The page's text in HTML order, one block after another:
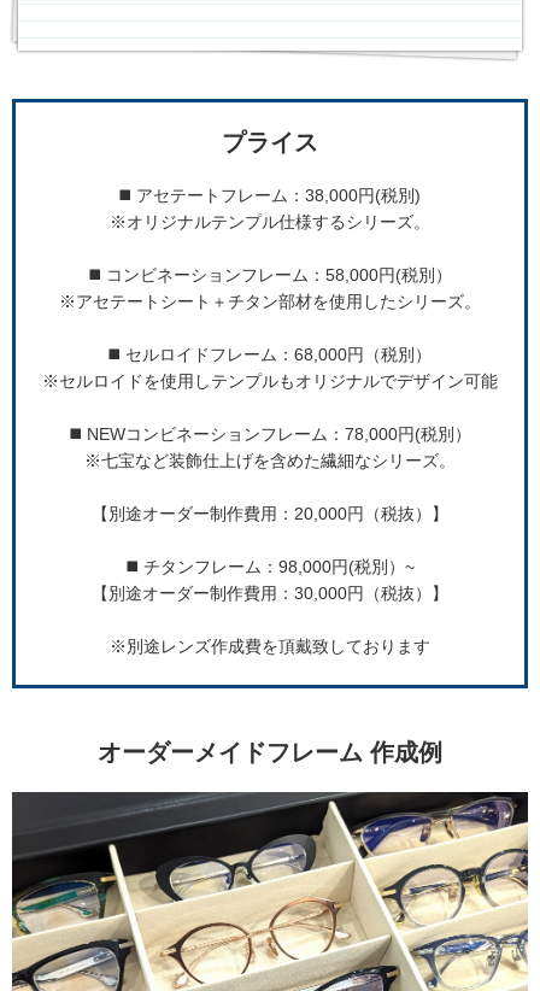
プライス
◼️ アセテートフレーム：38,000円(税別)
※オリジナルテンプル仕様するシリーズ。
◼️ コンビネーションフレーム：58,000円(税別）
※アセテートシート＋チタン部材を使用したシリーズ。
◼️ セルロイドフレーム：68,000円（税別）
※セルロイドを使用しテンプルもオリジナルでデザイン可能
◼️ NEWコンビネーションフレーム：78,000円(税別）
※七宝など装飾仕上げを含めた繊細なシリーズ。
【別途オーダー制作費用：20,000円（税抜）】
◼️ チタンフレーム：98,000円(税別）~
【別途オーダー制作費用：30,000円（税抜）】
※別途レンズ作成費を頂戴致しております
オーダーメイドフレーム 作成例